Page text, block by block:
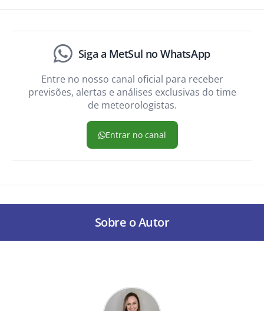
Siga a MetSul no WhatsApp
Entre no nosso canal oficial para receber
previsões, alertas e análises exclusivas do time
de meteorologistas.
Entrar no canal
Sobre o Autor